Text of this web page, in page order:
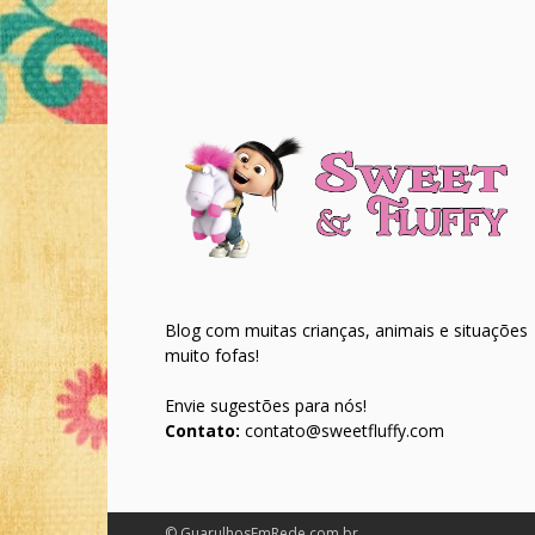
Blog com muitas crianças, animais e situações
muito fofas!
Envie sugestões para nós!
Contato: contato@sweetfluffy.com